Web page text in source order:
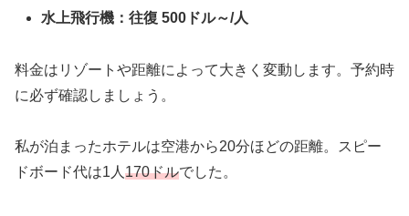
水上飛行機：往復 500ドル～/人
料金はリゾートや距離によって大きく変動します。予約時
に必ず確認しましょう。
私が泊まったホテルは空港から20分ほどの距離。スピー
ドボード代は1人170ドルでした。